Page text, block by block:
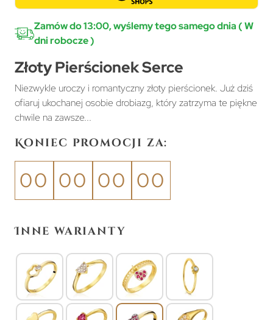
Zamów do 13:00, wyślemy tego samego dnia ( W
dni robocze )
Złoty Pierścionek Serce
Niezwykle uroczy i romantyczny złoty pierścionek. Już dziś
ofiaruj ukochanej osobie drobiazg, który zatrzyma te piękne
chwile na zawsze...
Koniec promocji za:
00 00 00 00
Inne warianty